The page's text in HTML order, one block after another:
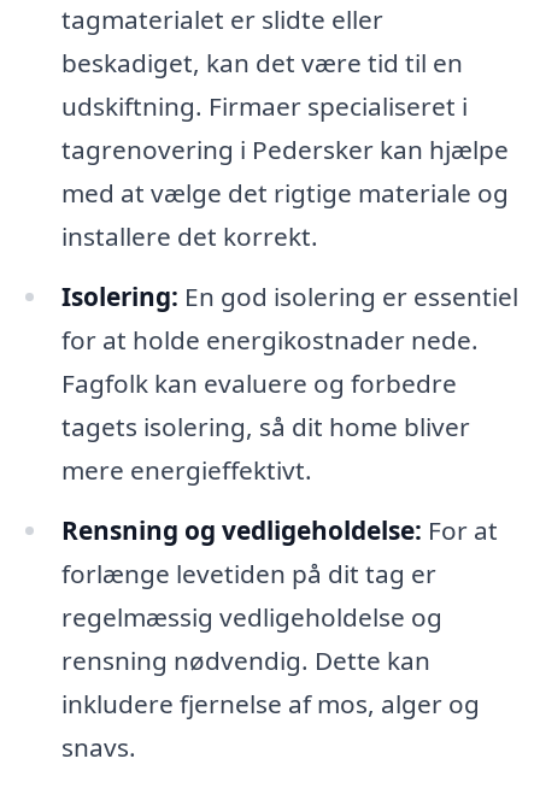
tagmaterialet er slidte eller
beskadiget, kan det være tid til en
udskiftning. Firmaer specialiseret i
tagrenovering i Pedersker kan hjælpe
med at vælge det rigtige materiale og
installere det korrekt.
Isolering: En god isolering er essentiel
for at holde energikostnader nede.
Fagfolk kan evaluere og forbedre
tagets isolering, så dit home bliver
mere energieffektivt.
Rensning og vedligeholdelse: For at
forlænge levetiden på dit tag er
regelmæssig vedligeholdelse og
rensning nødvendig. Dette kan
inkludere fjernelse af mos, alger og
snavs.